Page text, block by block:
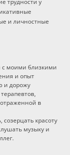
трудности у
и личностные
моими близкими
и опыт
и дорожу
в
красоту
музыку и